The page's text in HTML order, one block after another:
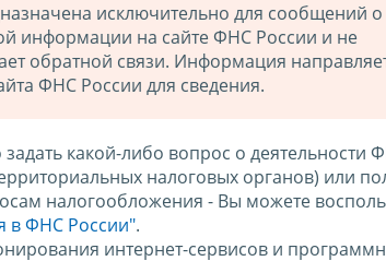
исключительно для сообщений о
информации на сайте ФНС России и не
обратной связи. Информация
ФНС России для сведения.
какой-либо вопрос о деятельности
налоговых органов) или
налогообложения - Вы можете
в ФНС России".
интернет-сервисов и